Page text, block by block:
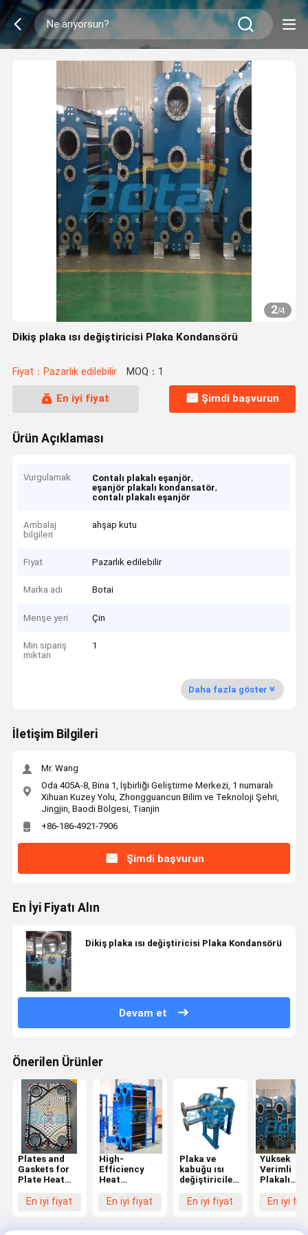
2/4
Dikiş plaka ısı değiştiricisi Plaka Kondansörü
Fiyat：Pazarlık edilebilir MOQ：1
En iyi fiyat Şimdi başvurun
Ürün Açıklaması
Vurgulamak Contalı plakalı eşanjör,
eşanjör plakalı kondansatör,
contalı plakalı eşanjör
Ambalaj
bilgileri
ahşap kutu
Fiyat Pazarlık edilebilir
Marka adı Botai
Menşe yeri Çin
Min sipariş
miktarı
1
Daha fazla göster
İletişim Bilgileri
Mr. Wang
Oda 405A-8, Bina 1, İşbirliği Geliştirme Merkezi, 1 numaralı
Xihuan Kuzey Yolu, Zhongguancun Bilim ve Teknoloji Şehri,
Jingjin, Baodi Bölgesi, Tianjin
+86-186-4921-7906
Şimdi başvurun
En İyi Fiyatı Alın
Dikiş plaka ısı değiştiricisi Plaka Kondansörü
Devam et
Önerilen Ürünler
Plates and
Gaskets for
Plate Heat
En iyi fiyat
High-
Efficiency
Heat
Plate & Shell
En iyi fiyat
Plaka ve
kabuğu ısı
değiştiricilerinin
ısıEn iyi fiyat
Yüksek
Verimli
Plakalı
En iyi